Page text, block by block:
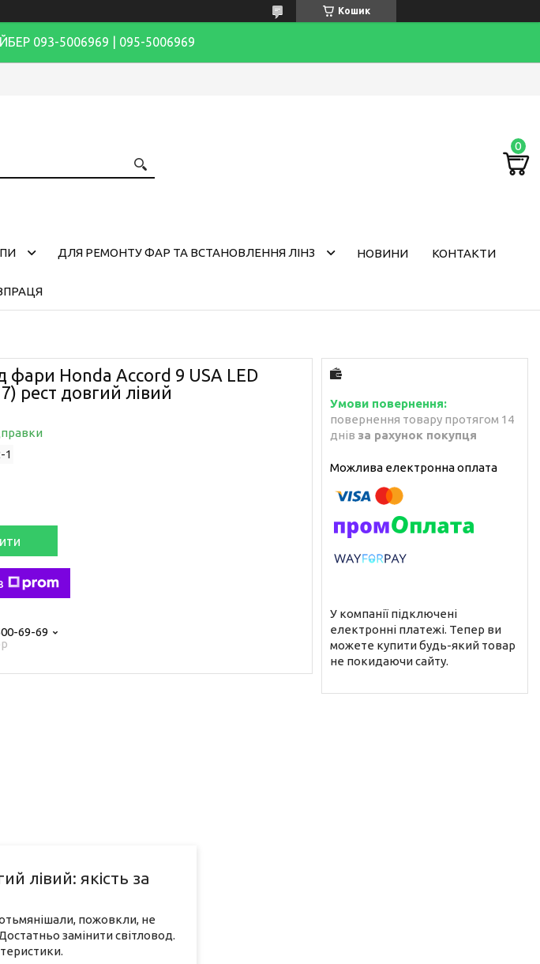
Кошик
093-5006969 | 095-5006969
ДЛЯ РЕМОНТУ ФАР ТА ВСТАНОВЛЕННЯ ЛІНЗ НОВИНИ КОНТАКТИ
фари Honda Accord 9 USA LED
рест довгий лівий
1
69-69
повернення товару протягом 14
днів за рахунок покупця
У компанії підключені
електронні платежі. Тепер ви
можете купити будь-який товар
не покидаючи сайту.
лівий: якість за
пожовкли, не
замінити світловод.